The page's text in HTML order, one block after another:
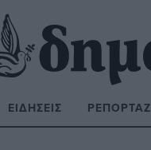
ΕΙΔΉΣΕΙΣ ΡΕΠΟΡΤΆΖ